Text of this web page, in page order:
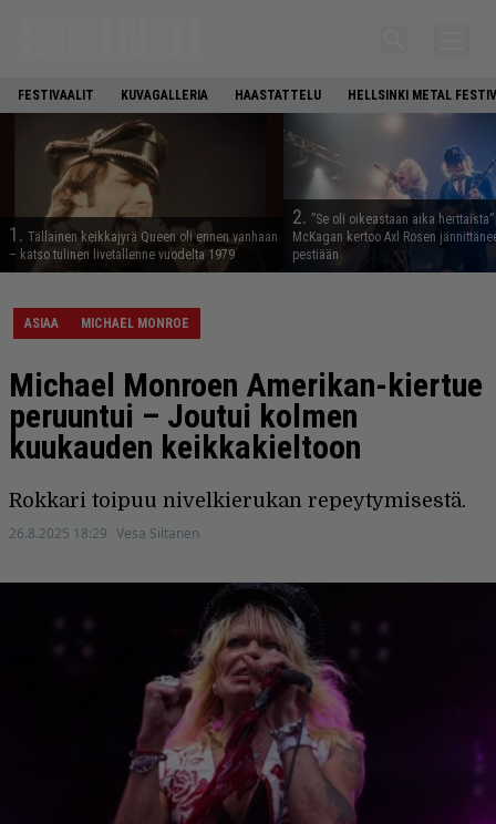
FESTIVAALIT KUVAGALLERIA HAASTATTELU HELLSINKI METAL
1. Tällainen keikkajyrä Queen oli ennen vanhaan
– katso tulinen livetallenne vuodelta 1979
2. ”Se oli oikeastaan aika
McKagan kertoo Axl Rosen
pestiään
ASIAA MICHAEL MONROE
Michael Monroen Amerikan-kiertue
peruuntui – Joutui kolmen
kuukauden keikkakieltoon
Rokkari toipuu nivelkierukan repeytymisestä.
26.8.2025 18:29 Vesa Siltanen